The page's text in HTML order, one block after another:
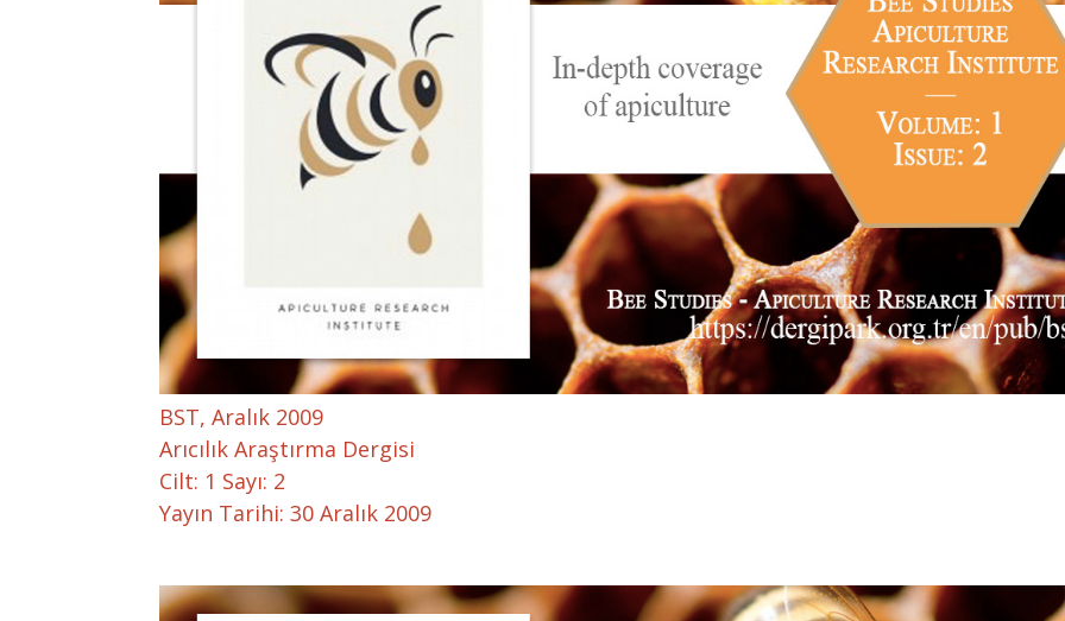
BST, Aralık 2009
Arıcılık Araştırma Dergisi
Cilt: 1 Sayı: 2
Yayın Tarihi: 30 Aralık 2009